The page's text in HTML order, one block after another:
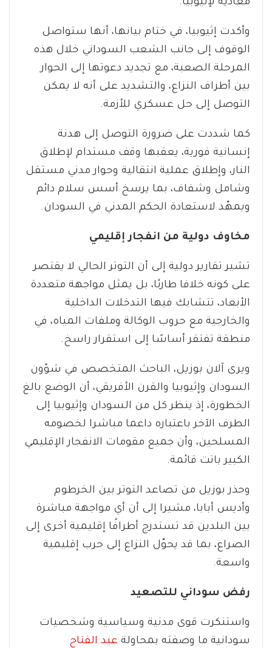
معادية لإثيوبيا.
وأكدت إثيوبيا، في ختام بيانها، أنها ستواصل
الوقوف إلى جانب الشعب السوداني خلال هذه
المرحلة الصعبة، مع تجديد دعوتها إلى الحوار
بين أطراف النزاع، والتشديد على أنه لا يمكن
التوصل إلى حل عسكري للأزمة.
كما شددت على ضرورة التوصل إلى هدنة
إنسانية فورية، يعقبها وقف مستدام لإطلاق
النار، وإطلاق عملية انتقالية وحوار مدني مستقل
وشامل وشفاف، بما يرسخ أسس سلام دائم
ويمهّد لاستعادة الحكم المدني في السودان.
مخاوف دولية من انفجار إقليمي
تشير تقارير دولية إلى أن التوتر الحالي لا يقتصر
على كونه خلافا طارئا، بل يمثل مواجهة متعددة
الأبعاد، تتشابك فيها التدخلات الداخلية
والخارجية مع حروب الوكالة وملفات المياه، في
منطقة تفتقر أساسًا إلى استقرار راسخ.
ويرى آلان بوزيل، الباحث المتخصص في شؤون
السودان وإثيوبيا والقرن الأفريقي، أن الوضع بالغ
الخطورة، إذ ينظر كل من السودان وإثيوبيا إلى
الطرف الآخر باعتباره داعما مباشرا لخصومه
المسلحين، وأن جميع مقومات الانفجار الإقليمي
الكبير باتت قائمة.
وحذر بوزيل من تصاعد التوتر بين الخرطوم
وأديس أبابا، مشيرا إلى أن أي مواجهة مباشرة
بين البلدين قد تستدرج أطرافًا إقليمية أخرى إلى
الصراع، بما قد يحوّل النزاع إلى حرب إقليمية
واسعة.
رفض سوداني للتصعيد
واستنكرت قوى مدنية وسياسية وشخصيات
سودانية ما وصفته بمحاولة عبد الفتاح